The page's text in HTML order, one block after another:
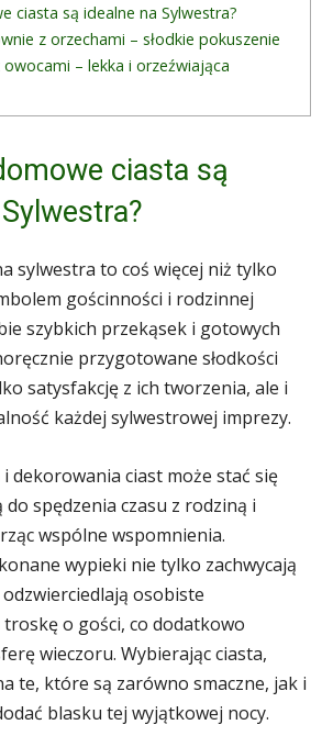
ciasta są idealne na Sylwestra?
z orzechami – słodkie pokuszenie
– lekka i orzeźwiająca
ciasta są
sylwestra to coś więcej niż tylko
gościnności i rodzinnej
szybkich przekąsek i gotowych
przygotowane słodkości
satysfakcję z ich tworzenia, ale i
każdej sylwestrowej imprezy.
dekorowania ciast może stać się
do spędzenia czasu z rodziną i
wspólne wspomnienia.
wypieki nie tylko zachwycają
osobiste
o gości, co dodatkowo
wieczoru. Wybierając ciasta,
te, które są zarówno smaczne, jak i
blasku tej wyjątkowej nocy.